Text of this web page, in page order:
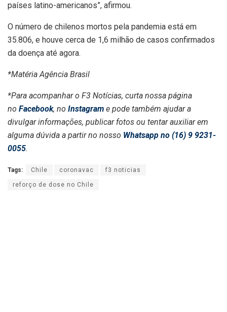
países latino-americanos”, afirmou.
O número de chilenos mortos pela pandemia está em
35.806, e houve cerca de 1,6 milhão de casos confirmados
da doença até agora.
*Matéria Agência Brasil
*Para acompanhar o F3 Notícias, curta nossa página
no Facebook, no Instagram e pode também ajudar a
divulgar informações, publicar fotos ou tentar auxiliar em
alguma dúvida a partir no nosso Whatsapp no (16) 9 9231-
0055.
Tags: Chile coronavac f3 noticias
reforço de dose no Chile